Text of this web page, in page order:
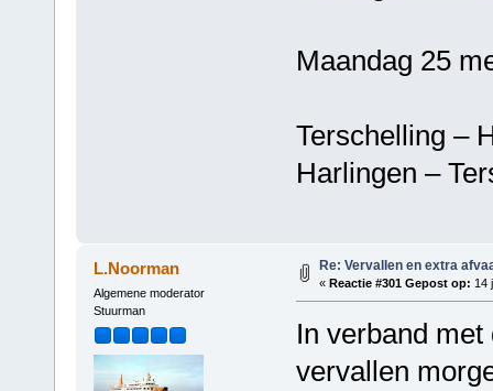
Maandag 25
Terschelling
Harlingen –
L.Noorman
Algemene moderator
Stuurman
Re: Vervallen en extra
« Reactie #301 Gepost op: 14
In verband
vervallen